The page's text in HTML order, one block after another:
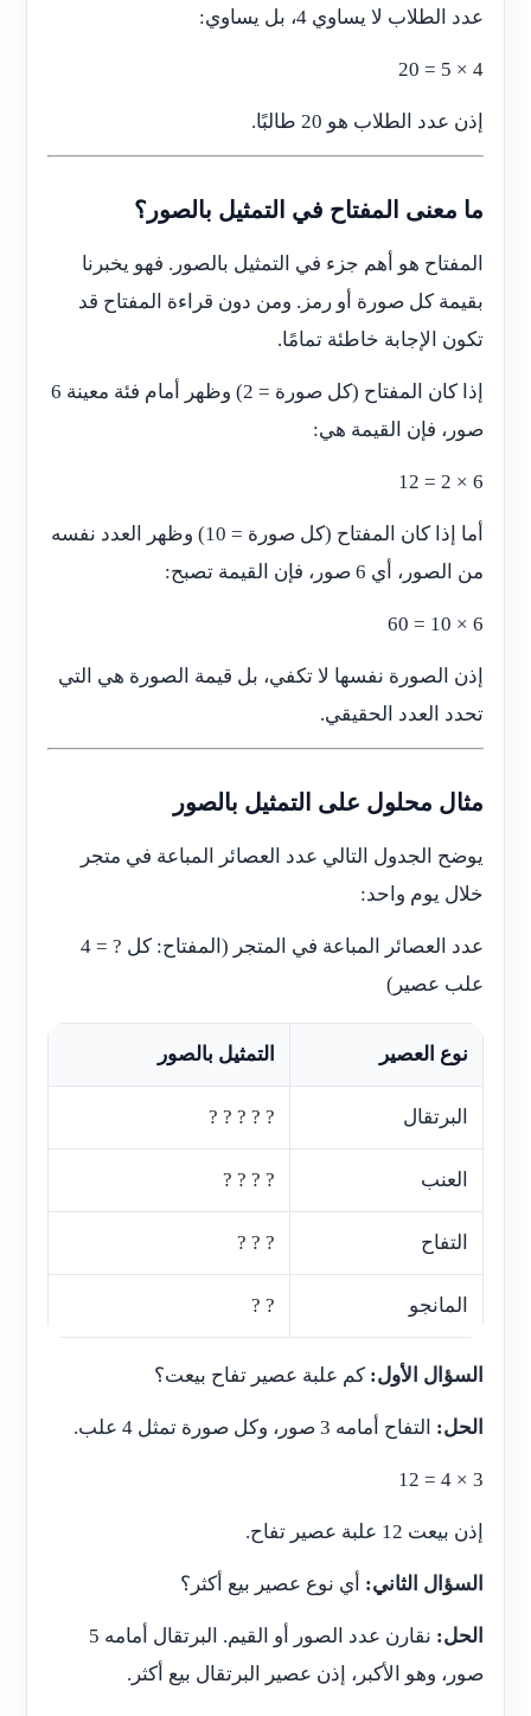
عدد الطلاب لا يساوي 4، بل يساوي:
4 × 5 = 20
إذن عدد الطلاب هو 20 طالبًا.
ما معنى المفتاح في التمثيل بالصور؟
المفتاح هو أهم جزء في التمثيل بالصور. فهو يخبرنا
بقيمة كل صورة أو رمز. ومن دون قراءة المفتاح قد
تكون الإجابة خاطئة تمامًا.
إذا كان المفتاح (كل صورة = 2) وظهر أمام فئة معينة 6
صور، فإن القيمة هي:
6 × 2 = 12
أما إذا كان المفتاح (كل صورة = 10) وظهر العدد نفسه
من الصور، أي 6 صور، فإن القيمة تصبح:
6 × 10 = 60
إذن الصورة نفسها لا تكفي، بل قيمة الصورة هي التي
تحدد العدد الحقيقي.
مثال محلول على التمثيل بالصور
يوضح الجدول التالي عدد العصائر المباعة في متجر
خلال يوم واحد:
عدد العصائر المباعة في المتجر (المفتاح: كل ? = 4
علب عصير)
نوع العصير التمثيل بالصور
البرتقال ? ? ? ? ?
العنب ? ? ? ?
التفاح ? ? ?
المانجو ? ?
السؤال الأول:كم علبة عصير تفاح بيعت؟
الحل:التفاح أمامه 3 صور، وكل صورة تمثل 4 علب.
3 × 4 = 12
إذن بيعت 12 علبة عصير تفاح.
السؤال الثاني:أي نوع عصير بيع أكثر؟
الحل:
نقارن عدد الصور أو القيم. البرتقال أمامه 5
صور، وهو الأكبر، إذن عصير البرتقال بيع أكثر.